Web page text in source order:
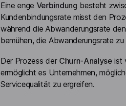
Eine enge Verbindung besteht
Kundenbindungsrate misst den
während die Abwanderungsrate
bemühen, die Abwanderungsrate
Der Prozess der Churn-Analyse ist
ermöglicht es Unternehmen,
Servicequalität zu ergreifen.